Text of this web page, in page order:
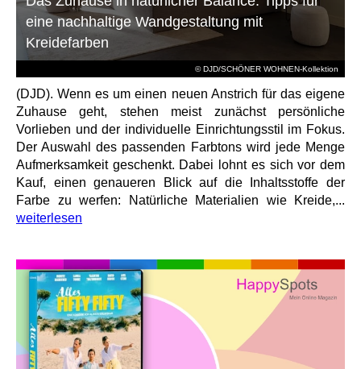
© DJD/SCHÖNER WOHNEN-Kollektion
eine nachhaltige Wandgestaltung mit
Kreidefarben
(DJD). Wenn es um einen neuen Anstrich für das eigene
Zuhause geht, stehen meist zunächst persönliche
Vorlieben und der individuelle Einrichtungsstil im Fokus.
Der Auswahl des passenden Farbtons wird jede Menge
Aufmerksamkeit geschenkt. Dabei lohnt es sich vor dem
Kauf, einen genaueren Blick auf die Inhaltsstoffe der
Farbe zu werfen: Natürliche Materialien wie Kreide,...
weiterlesen